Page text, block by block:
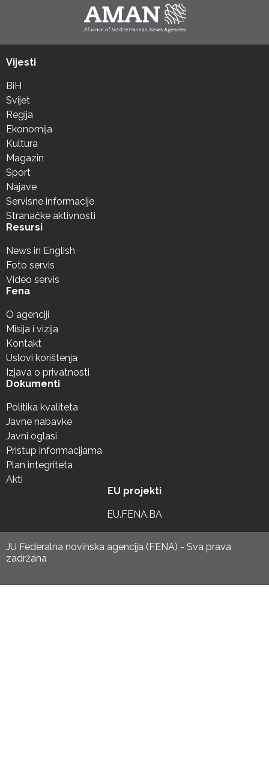
Vijesti
BiH
Svijet
Regija
Ekonomija
Kultura
Magazin
Sport
Najave
Servisne informacije
Stranačke aktivnosti
Resursi
News in English
Foto servis
Video servis
Fena
O agenciji
Misija i vizija
Kontakt
Uslovi korištenja
Izjava o privatnosti
Dokumenti
Politika kvaliteta
Javne nabavke
Javni oglasi
Pristup informacijama
Plan integriteta
Akti
EU projekti
EU.FENA.BA
JU Federalna novinska agencija (FENA) - Sva prava
zadržana